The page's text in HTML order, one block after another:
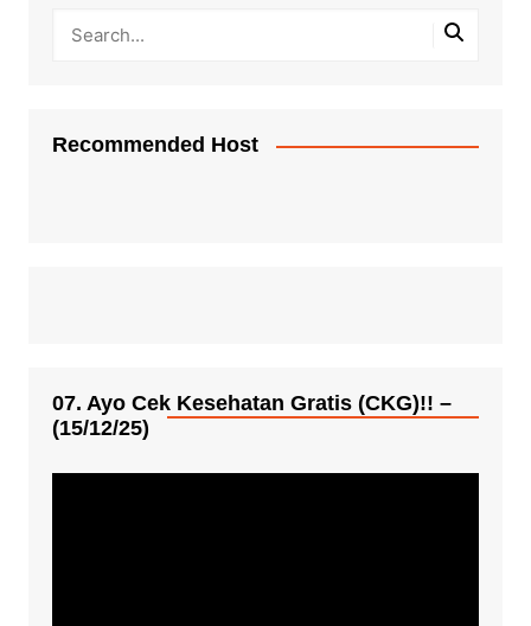
Recommended Host
07. Ayo Cek Kesehatan Gratis (CKG)!! –
(15/12/25)